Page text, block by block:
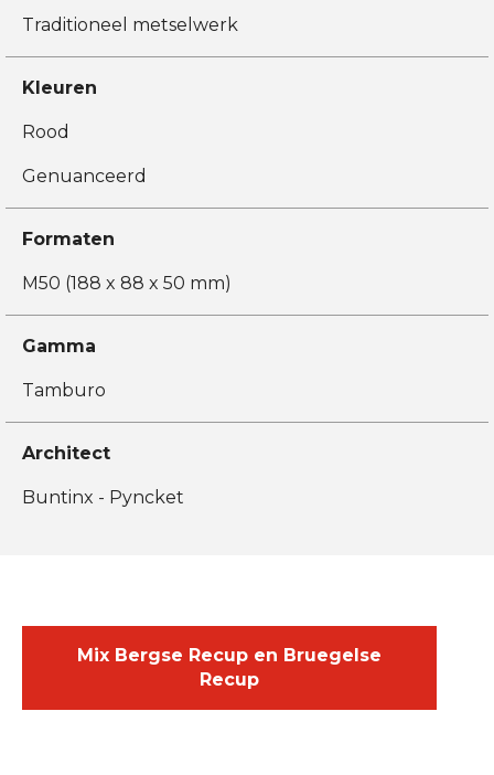
Traditioneel metselwerk
Kleuren
Rood
Genuanceerd
Formaten
M50 (188 x 88 x 50 mm)
Gamma
Tamburo
Architect
Buntinx - Pyncket
Mix Bergse Recup en Bruegelse
Recup